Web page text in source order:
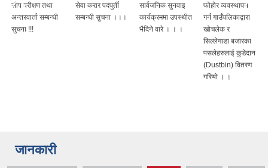
सीप परीक्षण तथा
अन्तरवार्ता सम्बन्धी
सुचना !!!
सेवा करार पदपुर्ती
सम्बन्धी सुचना ।।।
सार्वजनिक सुनवाइ
कार्यक्रममा उपस्थीत
भैदिने वारे । । ।
फोहोर व्यवस्थापन
गर्न गाउँपलिकाद्वारा
खोचलेक र
सिल्लेगाडा बजारका
पसलेहरुलाई कुडेदान
(Dustbin) वितरण
गरियो । ।
जानकारी